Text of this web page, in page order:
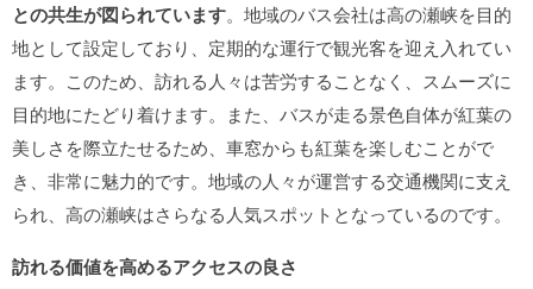
との共生が図られています。地域のバス会社は高の瀬峡を目的
地として設定しており、定期的な運行で観光客を迎え入れてい
ます。このため、訪れる人々は苦労することなく、スムーズに
目的地にたどり着けます。また、バスが走る景色自体が紅葉の
美しさを際立たせるため、車窓からも紅葉を楽しむことがで
き、非常に魅力的です。地域の人々が運営する交通機関に支え
られ、高の瀬峡はさらなる人気スポットとなっているのです。
訪れる価値を高めるアクセスの良さ